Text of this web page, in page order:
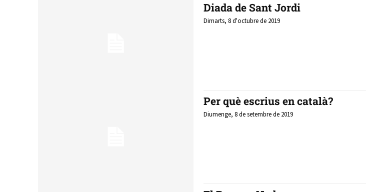
Diada de Sant Jordi
Dimarts, 8 d'octubre de 2019
Per què escrius en català?
Diumenge, 8 de setembre de 2019